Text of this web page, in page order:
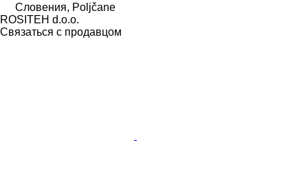
Словения, Poljčane
ROSITEH d.o.o.
Связаться с продавцом